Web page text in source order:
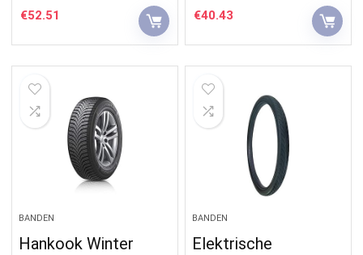
€52.51 €40.43
BANDEN
Hankook Winter
BANDEN
Elektrische